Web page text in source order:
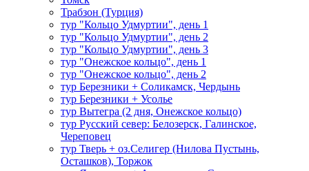
Трабзон (Турция)
тур "Кольцо Удмуртии", день 1
тур "Кольцо Удмуртии", день 2
тур "Кольцо Удмуртии", день 3
тур "Онежское кольцо", день 1
тур "Онежское кольцо", день 2
тур Березники + Соликамск, Чердынь
тур Березники + Усолье
тур Вытегра (2 дня, Онежское кольцо)
тур Русский север: Белозерск, Галинское,
Череповец
тур Тверь + оз.Селигер (Нилова Пустынь,
Осташков), Торжок